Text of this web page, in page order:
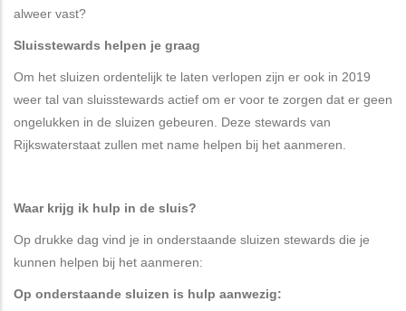
alweer vast?
Sluisstewards helpen je graag
Om het sluizen ordentelijk te laten verlopen zijn er ook in 2019
weer tal van sluisstewards actief om er voor te zorgen dat er geen
ongelukken in de sluizen gebeuren. Deze stewards van
Rijkswaterstaat zullen met name helpen bij het aanmeren.
Waar krijg ik hulp in de sluis?
Op drukke dag vind je in onderstaande sluizen stewards die je
kunnen helpen bij het aanmeren:
Op onderstaande sluizen is hulp aanwezig: